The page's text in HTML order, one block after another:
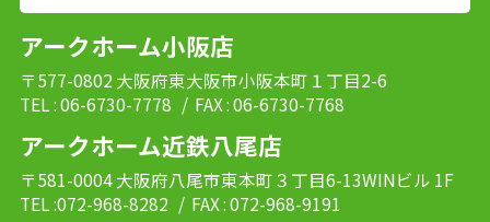
アークホーム小阪店
〒577-0802 大阪府東大阪市小阪本町１丁目2-6
TEL : 06-6730-7778 / FAX : 06-6730-7768
アークホーム近鉄八尾店
〒581-0004 大阪府八尾市東本町３丁目6-13WINビル 1F
TEL :072-968-8282 / FAX : 072-968-9191